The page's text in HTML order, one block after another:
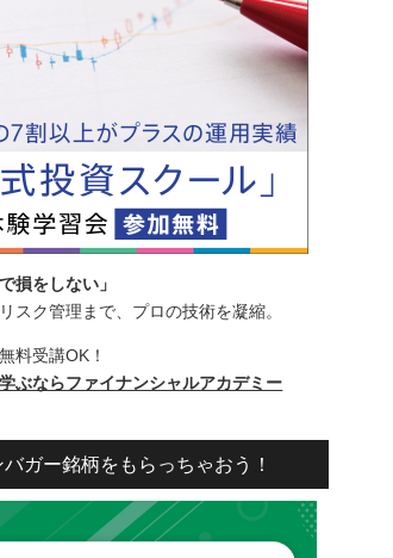
損をしない」
スク管理まで、プロの技術を凝縮。
料受講OK！
ぶならファイナンシャルアカデミー
バガー銘柄をもらっちゃおう！